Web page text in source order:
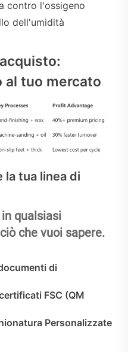
contro l'ossigeno
dell'umidità
al tuo mercato
la tua linea di
qualsiasi
che vuoi sapere.
di
FSC (QM
Personalizzate